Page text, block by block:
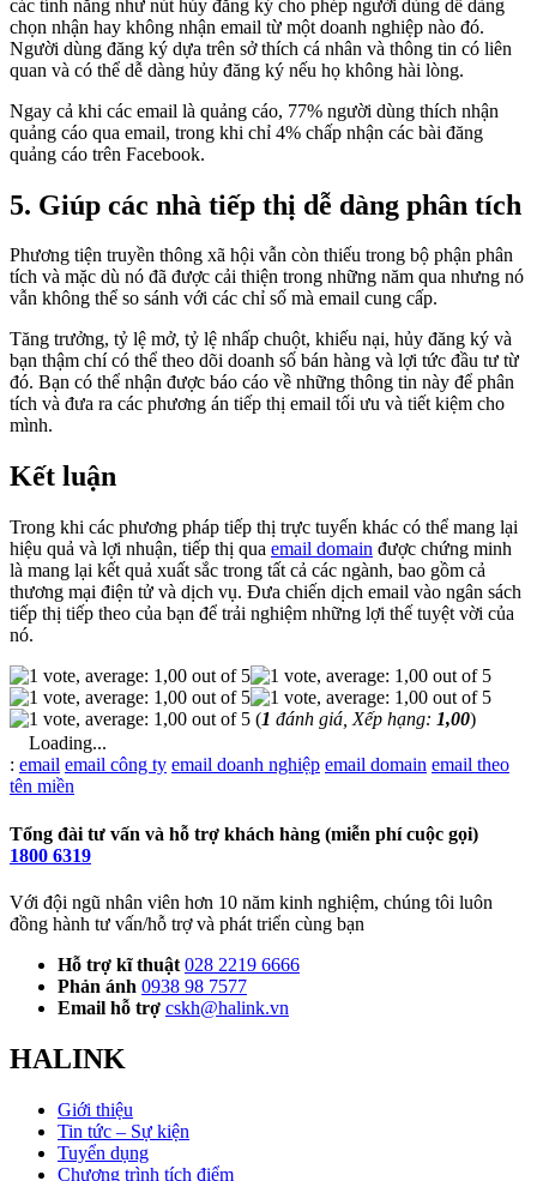
các tính năng như nút hủy đăng ký cho phép người dùng dễ dàng
chọn nhận hay không nhận email từ một doanh nghiệp nào đó.
Người dùng đăng ký dựa trên sở thích cá nhân và thông tin có liên
quan và có thể dễ dàng hủy đăng ký nếu họ không hài lòng.
Ngay cả khi các email là quảng cáo, 77% người dùng thích nhận
quảng cáo qua email, trong khi chỉ 4% chấp nhận các bài đăng
quảng cáo trên Facebook.
5. Giúp các nhà tiếp thị dễ dàng phân tích
Phương tiện truyền thông xã hội vẫn còn thiếu trong bộ phận phân
tích và mặc dù nó đã được cải thiện trong những năm qua nhưng nó
vẫn không thể so sánh với các chỉ số mà email cung cấp.
Tăng trưởng, tỷ lệ mở, tỷ lệ nhấp chuột, khiếu nại, hủy đăng ký và
bạn thậm chí có thể theo dõi doanh số bán hàng và lợi tức đầu tư từ
đó. Bạn có thể nhận được báo cáo về những thông tin này để phân
tích và đưa ra các phương án tiếp thị email tối ưu và tiết kiệm cho
mình.
Kết luận
Trong khi các phương pháp tiếp thị trực tuyến khác có thể mang lại
hiệu quả và lợi nhuận, tiếp thị qua email domain được chứng minh
là mang lại kết quả xuất sắc trong tất cả các ngành, bao gồm cả
thương mại điện tử và dịch vụ. Đưa chiến dịch email vào ngân sách
tiếp thị tiếp theo của bạn để trải nghiệm những lợi thế tuyệt vời của
nó.
(1 đánh giá, Xếp hạng: 1,00)
Loading...
Từ
khóa
: email email công ty email doanh nghiệp email domain email theo
tên miền
Tổng đài tư vấn và hỗ trợ khách hàng (miễn phí cuộc gọi)
1800 6319
Với đội ngũ nhân viên hơn 10 năm kinh nghiệm, chúng tôi luôn
đồng hành tư vấn/hỗ trợ và phát triển cùng bạn
Hỗ trợ kĩ thuật 028 2219 6666
Phản ánh 0938 98 7577
Email hỗ trợ cskh@halink.vn
HALINK
Giới thiệu
Tin tức – Sự kiện
Tuyển dụng
Chương trình tích điểm